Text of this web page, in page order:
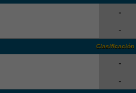
-
-
Clasificación
-
-